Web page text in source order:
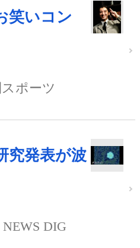
笑いコン
スポーツ
究発表が波
NEWS DIG